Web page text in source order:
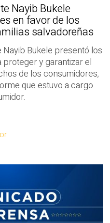
Nayib Bukele
en favor de los
salvadoreñas
Bukele presentó los
y garantizar el
de los consumidores,
que estuvo a cargo